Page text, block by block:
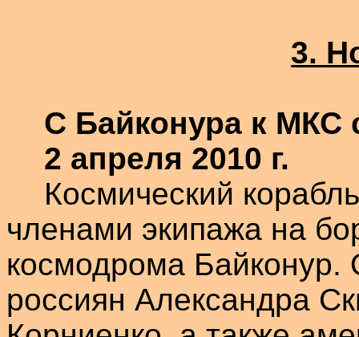
3.
С Байконура к МКС
2 апреля 2010 г.
Космический
членами экипажа на
космодрома Байконур.
россиян Александра